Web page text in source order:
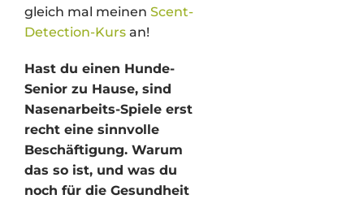
gleich mal meinen Scent-
Detection-Kurs an!
Hast du einen Hunde-
Senior zu Hause, sind
Nasenarbeits-Spiele erst
recht eine sinnvolle
Beschäftigung. Warum
das so ist, und was du
noch für die Gesundheit